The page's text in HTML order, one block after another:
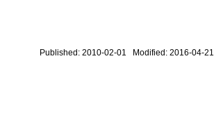
Published: 2010-02-01 Modified: 2016-04-21